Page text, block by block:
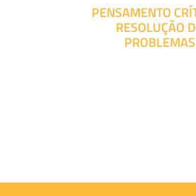
PENSAMENTO
RESOLUÇÃO
PROBLEMAS